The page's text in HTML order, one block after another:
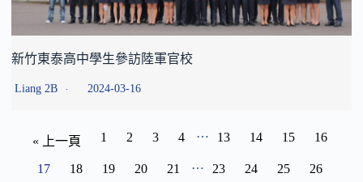
新竹東泰高中學生參訪陸軍官校
Liang 2B 2024-03-16
« 上一頁 1 2 3 4 … 13 14 15 16
17 18 19 20 21 … 23 24 25 26